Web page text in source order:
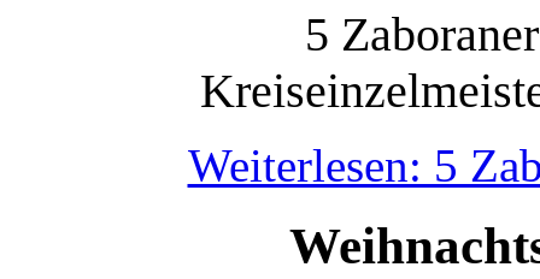
5
Weiterlesen: 5